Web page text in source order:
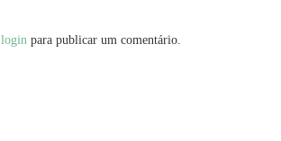
login para publicar um comentário.